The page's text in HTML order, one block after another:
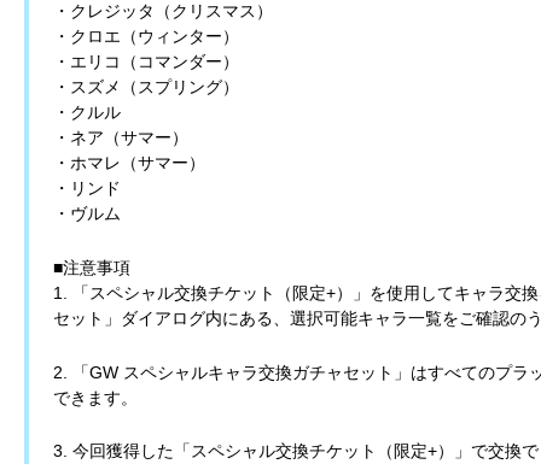
・クレジッタ（クリスマス）
・クロエ（ウィンター）
・エリコ（コマンダー）
・スズメ（スプリング）
・クルル
・ネア（サマー）
・ホマレ（サマー）
・リンド
・ヴルム
■注意事項
1. 「スペシャル交換チケット（限定+）」を使用してキャラ交
セット」ダイアログ内にある、選択可能キャラ一覧をご確認の
2. 「GW スペシャルキャラ交換ガチャセット」はすべてのプ
できます。
3. 今回獲得した「スペシャル交換チケット（限定+）」で交換